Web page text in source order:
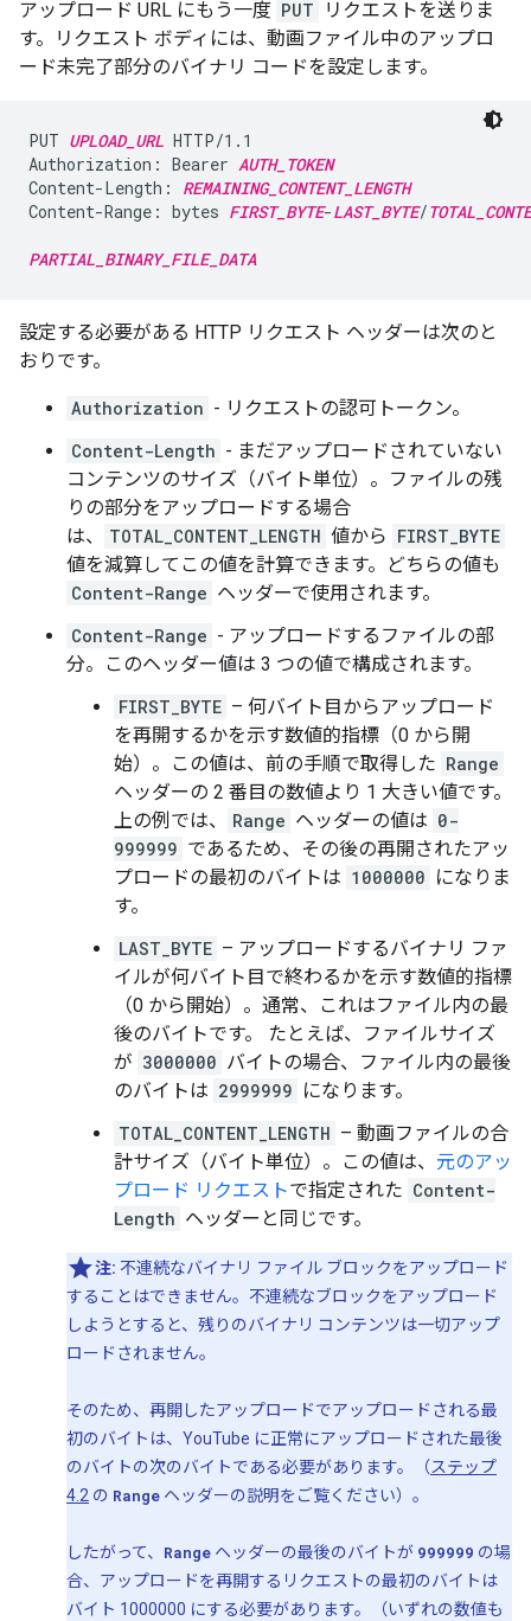
アップロード URL にもう一度 PUT
リクエストを送りま
す。リクエスト ボディには、動画ファイル中のアップロ
ード未完了部分のバイナリ コードを設定します。
PUT UPLOAD_URL HTTP/1.1
Authorization: Bearer AUTH_TOKEN
Content-Length: REMAINING_CONTENT_LENGTH
Content-Range: bytes FIRST_BYTE-LAST_BYTE/
PARTIAL_BINARY_FILE_DATA
設定する必要がある HTTP リクエスト ヘッダーは次のと
おりです。
Authorization - リクエストの認可トークン。
Content-Length - まだアップロードされていない
コンテンツのサイズ（バイト単位）。ファイルの残
りの部分をアップロードする場合
は、
TOTAL_CONTENT_LENGTH 値から FIRST_BYTE
値を減算してこの値を計算できます。どちらの値も
Content-Range ヘッダーで使用されます。
Content-Range - アップロードするファイルの部
分。このヘッダー値は 3 つの値で構成されます。
FIRST_BYTE – 何バイト目からアップロード
を再開するかを示す数値的指標（0 から開
始）。この値は、前の手順で取得した Range
ヘッダーの 2 番目の数値より 1 大きい値です。
上の例では、
Range ヘッダーの値は 0-
999999 であるため、その後の再開されたアッ
プロードの最初のバイトは 1000000 になりま
す。
LAST_BYTE – アップロードするバイナリ ファ
イルが何バイト目で終わるかを示す数値的指標
（0 から開始）。通常、これはファイル内の最
後のバイトです。 たとえば、ファイルサイズ
が 3000000 バイトの場合、ファイル内の最後
のバイトは 2999999 になります。
TOTAL_CONTENT_LENGTH – 動画ファイルの合
計サイズ（バイト単位）。この値は、 元のアッ
プロード リクエストで指定された Content-
Length ヘッダーと同じです。
注: 不連続なバイナリ ファイル ブロックをアップロード
することはできません。不連続なブロックをアップロード
しようとすると、残りのバイナリ コンテンツは一切アップ
ロードされません。
そのため、再開したアップロードでアップロードされる最
初のバイトは、YouTube に正常にアップロードされた最後
のバイトの次のバイトである必要があります。（ステップ
4.2 の Range ヘッダーの説明をご覧ください）。
したがって、 Range ヘッダーの最後のバイトが 999999 の場
合、アップロードを再開するリクエストの最初のバイトは
バイト 1000000 にする必要があります。（いずれの数値も